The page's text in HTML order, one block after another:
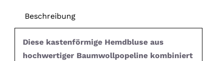
Beschreibung
Diese kastenförmige Hemdbluse aus
hochwertiger Baumwollpopeline kombiniert